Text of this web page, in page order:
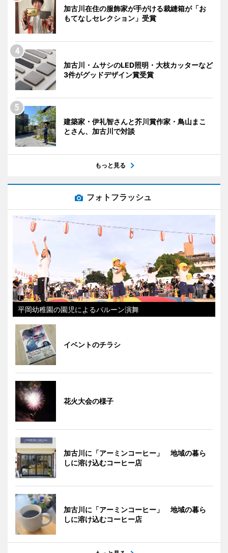
加古川在住の服飾家が手がける裁縫箱が「お
もてなしセレクション」受賞
加古川・ムサシのLED照明・大枝カッターなど
3件がグッドデザイン賞受賞
建築家・伊礼智さんと芥川賞作家・鳥山まこ
とさん、加古川で対談
もっと見る
フォトフラッシュ
平岡幼稚園の園児によるバルーン演舞
イベントのチラシ
花火大会の様子
加古川に「アーミンコーヒー」 地域の暮ら
しに溶け込むコーヒー店
加古川に「アーミンコーヒー」 地域の暮ら
しに溶け込むコーヒー店